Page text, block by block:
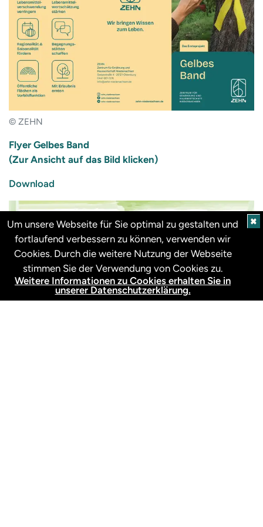
© ZEHN
Flyer Gelbes Band
(Zur Ansicht auf das Bild klicken)
Download
Um unsere Webseite für Sie optimal zu gestalten und
fortlaufend verbessern zu können, verwenden wir
Cookies. Durch die weitere Nutzung der Webseite
stimmen Sie der Verwendung von Cookies zu.
Weitere Informationen zu Cookies erhalten Sie in
unserer Datenschutzerklärung.
✖